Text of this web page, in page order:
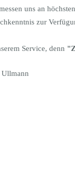
uns an
zur
Service, denn
Ullmann